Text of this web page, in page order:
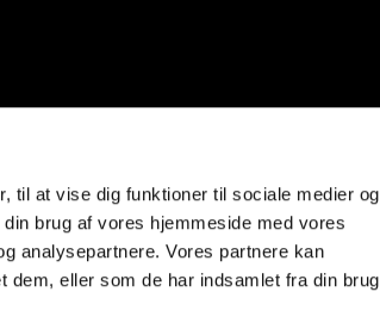
til at vise dig funktioner til sociale medier og
brug af vores hjemmeside med vores
analysepartnere. Vores partnere kan
dem, eller som de har indsamlet fra din brug